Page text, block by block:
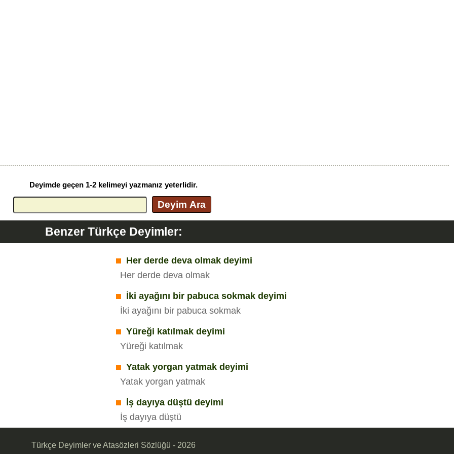
Deyimde geçen 1-2 kelimeyi yazmanız yeterlidir.
Deyim Ara
Benzer Türkçe Deyimler:
Her derde deva olmak deyimi
Her derde deva olmak
İki ayağını bir pabuca sokmak deyimi
İki ayağını bir pabuca sokmak
Yüreği katılmak deyimi
Yüreği katılmak
Yatak yorgan yatmak deyimi
Yatak yorgan yatmak
İş dayıya düştü deyimi
İş dayıya düştü
Türkçe Deyimler ve Atasözleri Sözlüğü - 2026